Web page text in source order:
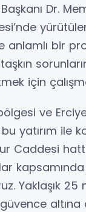
Dr.
bir
için
bölgesi ve
yatırım ile
Caddesi
Yaklaşık 25